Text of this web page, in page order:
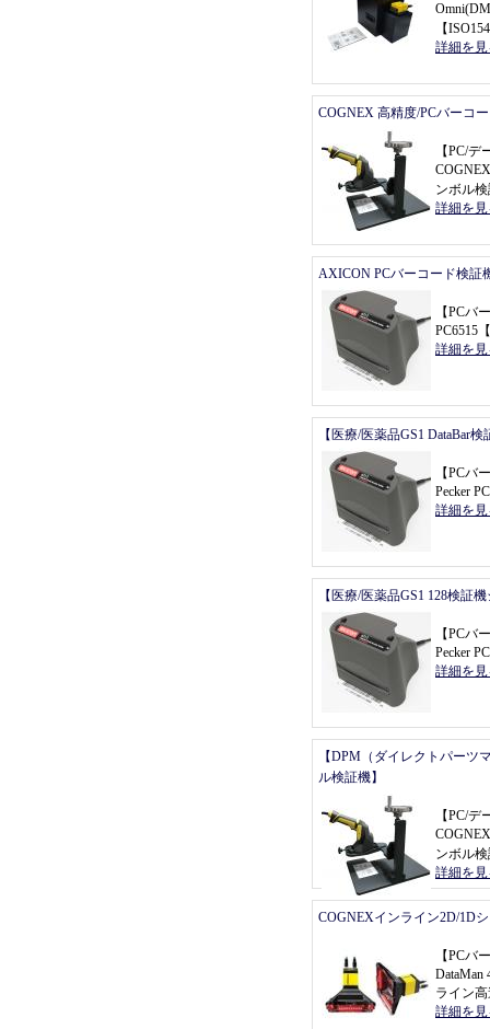
【
詳細を
COGNEX 高精度/PCバーコ
【PC/デ
ンボル
詳細を
AXICON PCバーコード検証
【PCバ
PC6515 【
詳細を
【医療/医薬品GS1 DataBar
【PCバ
Pecker
詳細を
【医療/医薬品GS1 128検証
【PCバ
Pecker
詳細を
【DPM（ダイレクトパーツ
ル検証機】
【PC/デ
ンボル
詳細を
COGNEXインライン2D/1D
【PCバ
ライン
詳細を